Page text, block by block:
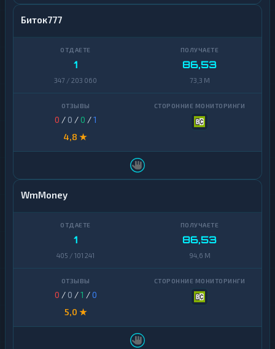
Биток777
1
347 / 203 060
86,53
73,3 M
0 / 0 /0 /1
4,8 ★
WmMoney
1
405 / 101 241
86,53
94,6 M
0 / 0 /1 /0
5,0 ★